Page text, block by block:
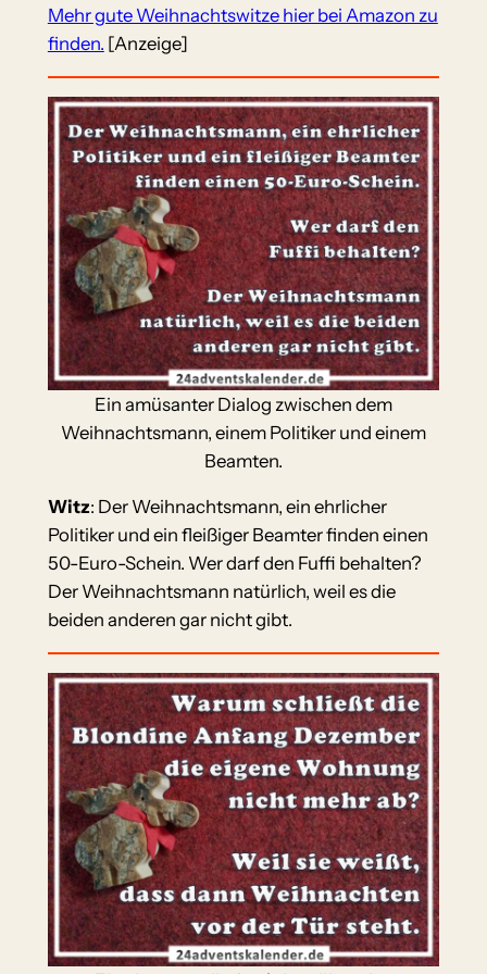
Mehr gute Weihnachtswitze hier bei Amazon zu
finden. [Anzeige]
Ein amüsanter Dialog zwischen dem
Weihnachtsmann, einem Politiker und einem
Beamten.
Witz: Der Weihnachtsmann, ein ehrlicher
Politiker und ein fleißiger Beamter finden einen
50-Euro-Schein. Wer darf den Fuffi behalten?
Der Weihnachtsmann natürlich, weil es die
beiden anderen gar nicht gibt.